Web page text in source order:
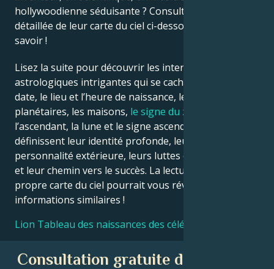
hollywoodienne séduisante ? Consultez l’analyse
détaillée de leur carte du ciel ci-dessous pour le
savoir !
Lisez la suite pour découvrir les interprétations
astrologiques intrigantes qui se cachent derrière la
date, le lieu et l’heure de naissance, les positions
planétaires, les maisons, le signe du zodiaque
l’ascendant, la lune et le signe ascendant – qui
définissent leur identité profonde, leur ego, leur
personnalité extérieure, leurs luttes émotionnelles
et leur chemin vers le succès. La lecture de votre
propre carte du ciel pourrait vous révéler des
informations similaires !
Lion Tableau des naissances des célébrités
Consultation gratuite d'astrologie